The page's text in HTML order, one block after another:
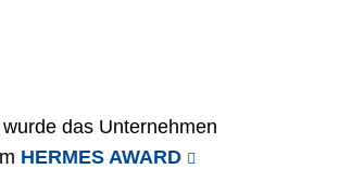
das Unternehmen
HERMES AWARD